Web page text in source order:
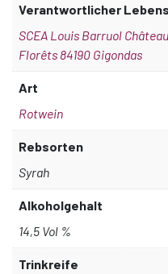
Verantwortlicher
SCEA Louis Barruol
Florêts 84190 Gigondas
Art
Rotwein
Rebsorten
Syrah
Alkoholgehalt
14,5 Vol %
Trinkreife